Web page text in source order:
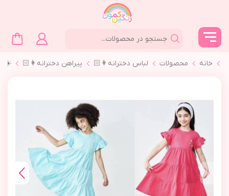
خانه محصولات لباس دخترانه👩🏻 پیراهن دخترانه👩🏻